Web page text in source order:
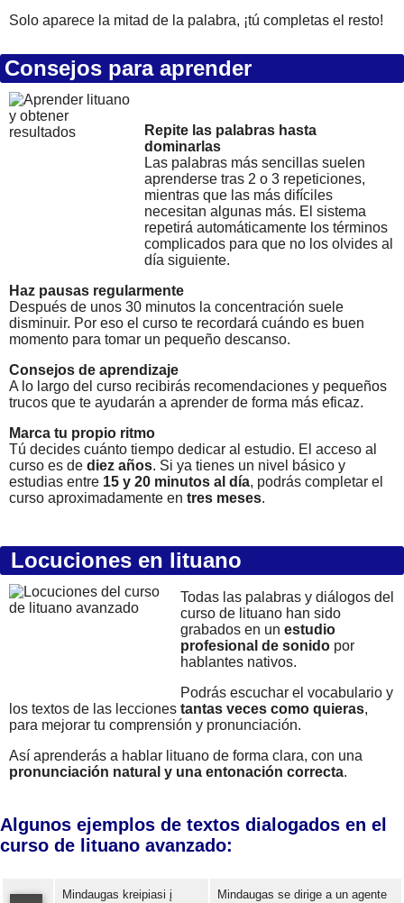
Solo aparece la mitad de la palabra, ¡tú completas el resto!
Consejos para aprender
Repite las palabras hasta
dominarlas
Las palabras más sencillas suelen
aprenderse tras 2 o 3 repeticiones,
mientras que las más difíciles
necesitan algunas más. El sistema
repetirá automáticamente los términos
complicados para que no los olvides al
día siguiente.
Haz pausas regularmente
Después de unos 30 minutos la concentración suele
disminuir. Por eso el curso te recordará cuándo es buen
momento para tomar un pequeño descanso.
Consejos de aprendizaje
A lo largo del curso recibirás recomendaciones y pequeños
trucos que te ayudarán a aprender de forma más eficaz.
Marca tu propio ritmo
Tú decides cuánto tiempo dedicar al estudio. El acceso al
curso es de diez años. Si ya tienes un nivel básico y
estudias entre 15 y 20 minutos al día, podrás completar el
curso aproximadamente en tres meses.
Locuciones en lituano
Todas las palabras y diálogos del
curso de lituano han sido
grabados en un estudio
profesional de sonido por
hablantes nativos.
Podrás escuchar el vocabulario y
los textos de las lecciones tantas veces como quieras,
para mejorar tu comprensión y pronunciación.
Así aprenderás a hablar lituano de forma clara, con una
pronunciación natural y una entonación correcta.
Algunos ejemplos de textos dialogados en el
curso de lituano avanzado:
Mindaugas kreipiasi į
Mindaugas se dirige a un agente